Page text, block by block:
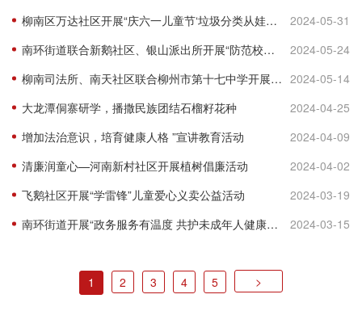
柳南区万达社区开展“庆六一儿童节‘垃圾分类从娃娃抓起，让文明更进一步’”主题宣传活动
2024-05-31
南环街道联合新鹅社区、银山派出所开展“防范校园欺凌”宣传活动
2024-05-24
柳南司法所、南天社区联合柳州市第十七中学开展“预防青少年犯罪”普法讲座 2024-05-14
大龙潭侗寨研学，播撒民族团结石榴籽花种
2024-04-25
增加法治意识，培育健康人格 ”宣讲教育活动
2024-04-09
清廉润童心—河南新村社区开展植树倡廉活动
2024-04-02
飞鹅社区开展“学雷锋”儿童爱心义卖公益活动
2024-03-19
南环街道开展“政务服务有温度 共护未成年人健康成长”政策说明会
2024-03-15
1 2 3 4 5 >